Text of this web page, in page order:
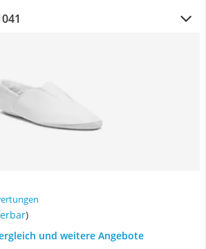
)
und weitere Angebote